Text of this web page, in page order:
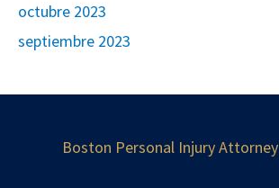
octubre 2023
septiembre 2023
Boston Personal Injury Attorney